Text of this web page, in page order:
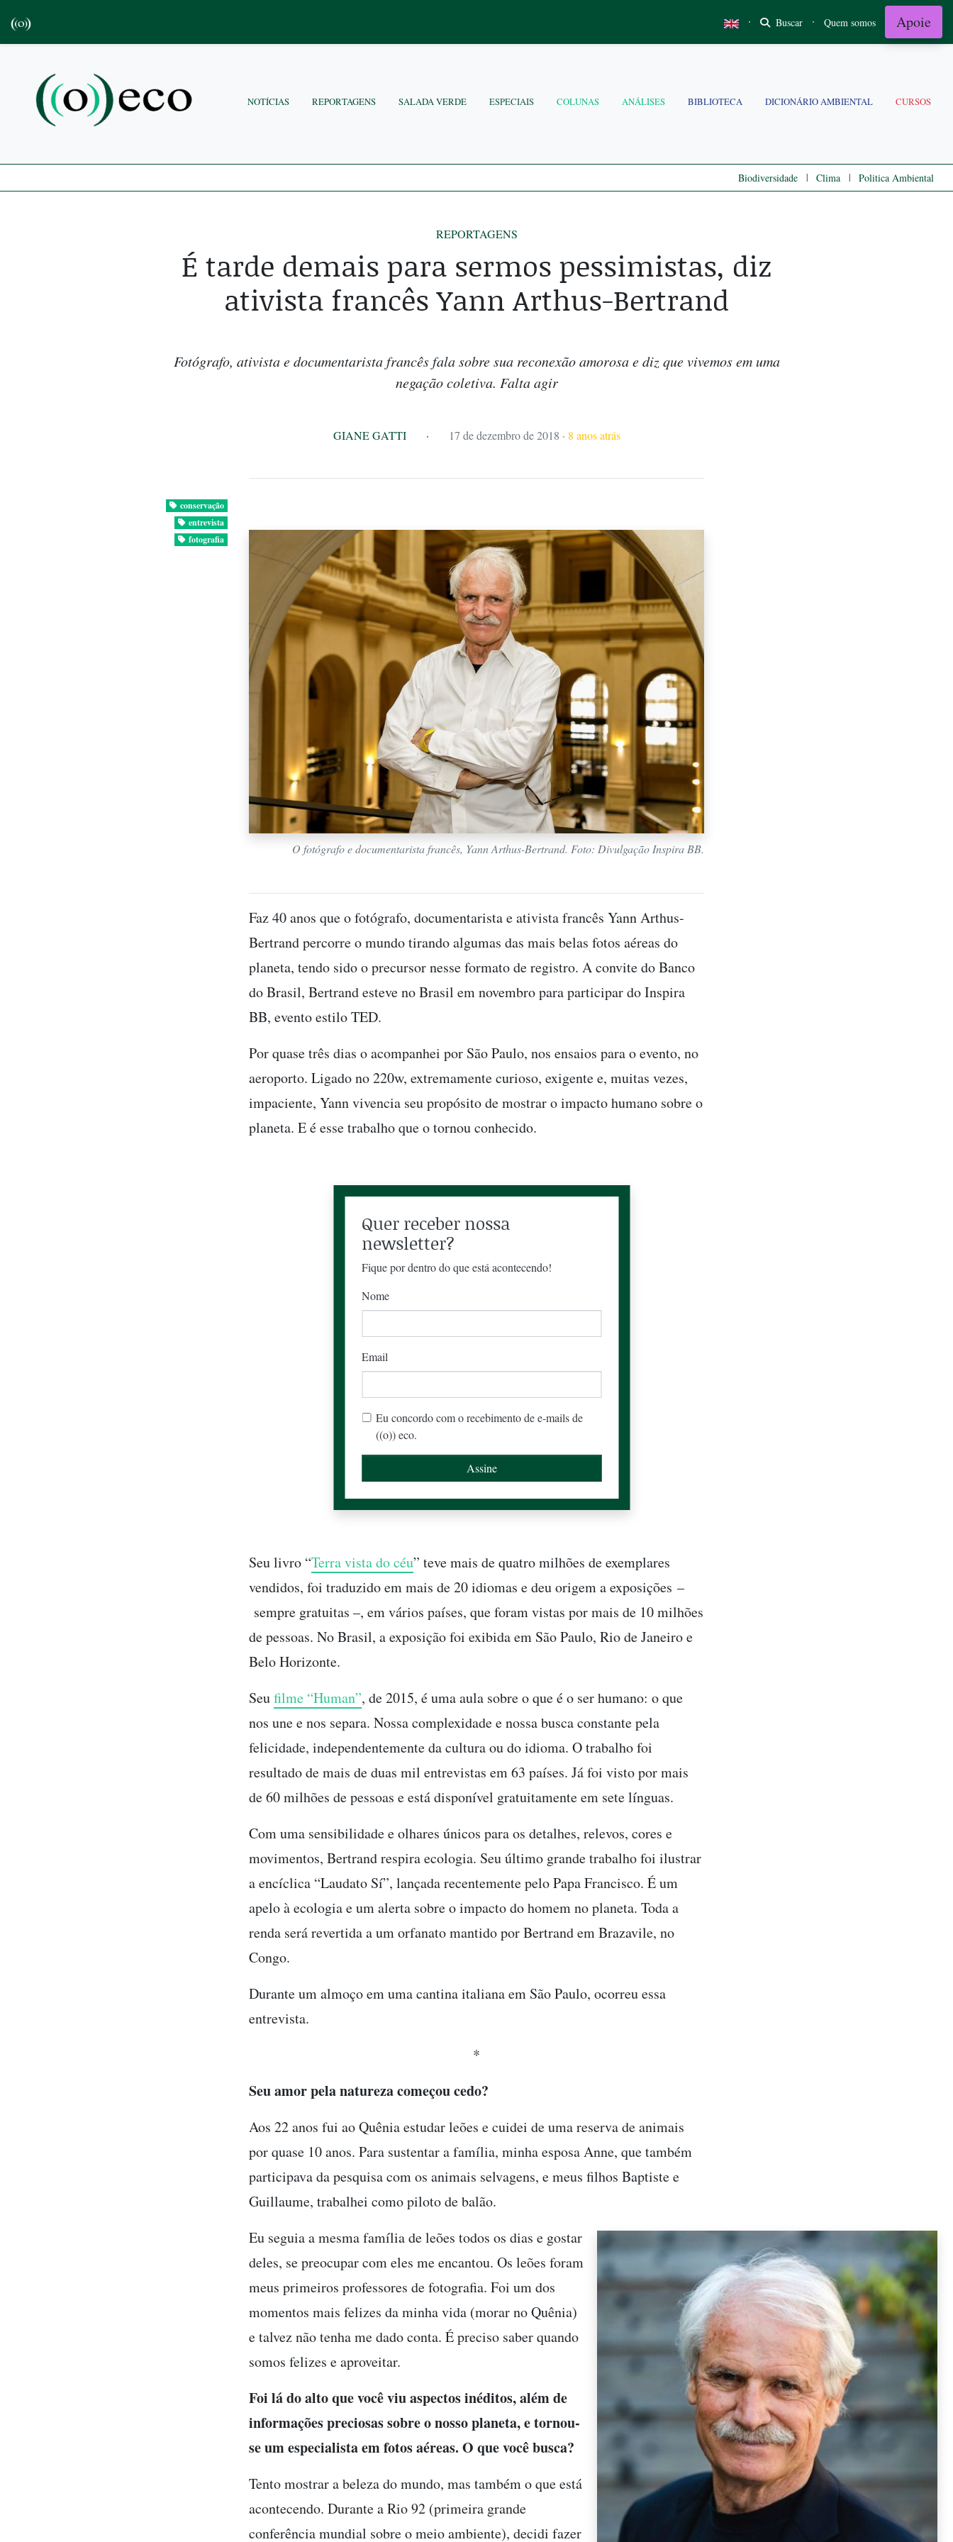
· Buscar · Quem somos Apoie
NOTÍCIAS REPORTAGENS SALADA VERDE ESPECIAIS COLUNAS ANÁLISES BIBLIOTECA DICIONÁRIO AMBIENTAL CURSOS
Biodiversidade | Clima | Politica Ambiental
REPORTAGENS
É tarde demais para sermos pessimistas, diz
ativista francês Yann Arthus-Bertrand
Fotógrafo, ativista e documentarista francês fala sobre sua reconexão amorosa e diz que vivemos em uma
negação coletiva. Falta agir
GIANE GATTI · 17 de dezembro de 2018 · 8 anos atrás
conservação
entrevista
fotografia
O fotógrafo e documentarista francês, Yann Arthus-Bertrand. Foto: Divulgação Inspira BB.
Faz 40 anos que o fotógrafo, documentarista e ativista francês Yann Arthus-
Bertrand percorre o mundo tirando algumas das mais belas fotos aéreas do
planeta, tendo sido o precursor nesse formato de registro. A convite do Banco
do Brasil, Bertrand esteve no Brasil em novembro para participar do Inspira
BB, evento estilo TED.
Por quase três dias o acompanhei por São Paulo, nos ensaios para o evento, no
aeroporto. Ligado no 220w, extremamente curioso, exigente e, muitas vezes,
impaciente, Yann vivencia seu propósito de mostrar o impacto humano sobre o
planeta. E é esse trabalho que o tornou conhecido.
Quer receber nossa
newsletter?
Fique por dentro do que está acontecendo!
Nome
Email
Eu concordo com o recebimento de e-mails de
((o)) eco.
Seu livro “Terra vista do céu” teve mais de quatro milhões de exemplares
vendidos, foi traduzido em mais de 20 idiomas e deu origem a exposições –
sempre gratuitas –, em vários países, que foram vistas por mais de 10 milhões
de pessoas. No Brasil, a exposição foi exibida em São Paulo, Rio de Janeiro e
Belo Horizonte.
Seufilme “Human”, de 2015, é uma aula sobre o que é o ser humano: o que
nos une e nos separa. Nossa complexidade e nossa busca constante pela
felicidade, independentemente da cultura ou do idioma. O trabalho foi
resultado de mais de duas mil entrevistas em 63 países. Já foi visto por mais
de 60 milhões de pessoas e está disponível gratuitamente em sete línguas.
Com uma sensibilidade e olhares únicos para os detalhes, relevos, cores e
movimentos, Bertrand respira ecologia. Seu último grande trabalho foi ilustrar
a encíclica “Laudato Sí”, lançada recentemente pelo Papa Francisco. É um
apelo à ecologia e um alerta sobre o impacto do homem no planeta. Toda a
renda será revertida a um orfanato mantido por Bertrand em Brazavile, no
Congo.
Durante um almoço em uma cantina italiana em São Paulo, ocorreu essa
entrevista.
*
Seu amor pela natureza começou cedo?
Aos 22 anos fui ao Quênia estudar leões e cuidei de uma reserva de animais
por quase 10 anos. Para sustentar a família, minha esposa Anne, que também
participava da pesquisa com os animais selvagens, e meus filhos Baptiste e
Guillaume, trabalhei como piloto de balão.
Eu seguia a mesma família de leões todos os dias e gostar
deles, se preocupar com eles me encantou. Os leões foram
meus primeiros professores de fotografia. Foi um dos
momentos mais felizes da minha vida (morar no Quênia)
e talvez não tenha me dado conta. É preciso saber quando
somos felizes e aproveitar.
Foi lá do alto que você viu aspectos inéditos, além de
informações preciosas sobre o nosso planeta, e tornou-
se um especialista em fotos aéreas. O que você busca?
Tento mostrar a beleza do mundo, mas também o que está
acontecendo. Durante a Rio 92 (primeira grande
conferência mundial sobre o meio ambiente), decidi fazer